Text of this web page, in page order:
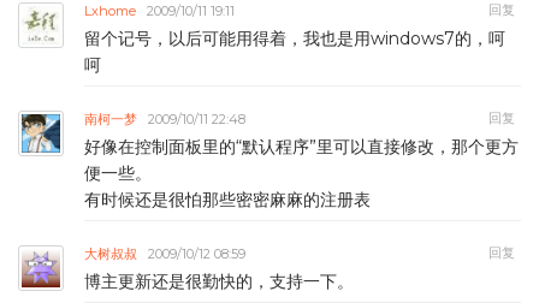
Lxhome 2009/10/11 19:11 回复
留个记号，以后可能用得着，我也是用windows7的，呵
呵
南柯一梦 2009/10/11 22:48 回复
好像在控制面板里的“默认程序”里可以直接修改，那个更方
便一些。
有时候还是很怕那些密密麻麻的注册表
大树叔叔 2009/10/12 08:59 回复
博主更新还是很勤快的，支持一下。